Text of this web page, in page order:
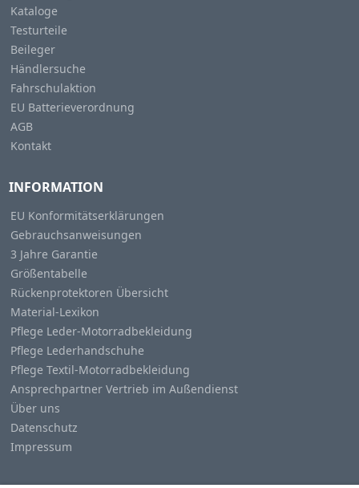
Kataloge
Testurteile
Beileger
Händlersuche
Fahrschulaktion
EU Batterieverordnung
AGB
Kontakt
INFORMATION
EU Konformitätserklärungen
Gebrauchsanweisungen
3 Jahre Garantie
Größentabelle
Rückenprotektoren Übersicht
Material-Lexikon
Pflege Leder-Motorradbekleidung
Pflege Lederhandschuhe
Pflege Textil-Motorradbekleidung
Ansprechpartner Vertrieb im Außendienst
Über uns
Datenschutz
Impressum